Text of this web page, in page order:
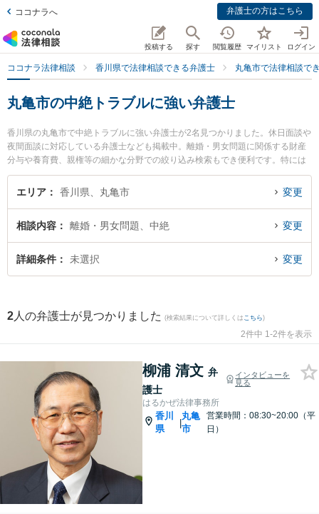
ココナラへ 弁護士の方はこちら
投稿する 探す 閲覧履歴 マイリスト ログイン
ココナラ法律相談 香川県で法律相談できる弁護士 丸亀市で法律相談で
丸亀市の中絶トラブルに強い弁護士
香川県の丸亀市で中絶トラブルに強い弁護士が2名見つかりました。休日面談や
夜間面談に対応している弁護士なども掲載中。離婚・男女問題に関係する財産
分与や養育費、親権等の細かな分野での絞り込み検索もでき便利です。特には
るかぜ法律事務所の柳浦 清文弁護士や丸亀みらい法律事務所の久保田 仁弁護士
のプロフィール情報や弁護士費用、強みなどが注目されています。『丸亀市で
『初回相談無料で中絶トラブルを法律相談できる丸亀市内の弁護士に相談予約
したい』などでお困りの相談者さんにおすすめです。
エリア 香川県、丸亀市 変更
相談内容 離婚・男女問題、中絶 変更
詳細条件 未選択 変更
2 人の弁護士が見つかりました (検索結果について詳しくは こちら)
2件中 1-2件を表示
柳浦 清文 弁
護士
インタビューを
見る
はるかぜ法律事務所
香川
県
|
丸亀
市
営業時間：08:30~20:00（平
日）